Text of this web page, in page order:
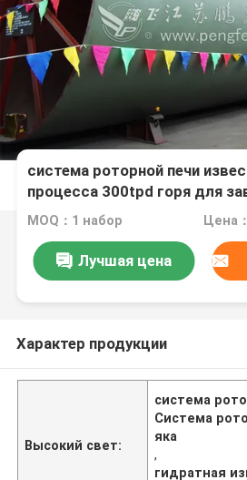
система роторной печи
процесса 300tpd горя для
MOQ：1 набор
Лучшая цена
Характер продукции
Высокий свет:
система
Система
яка
,
гидратная